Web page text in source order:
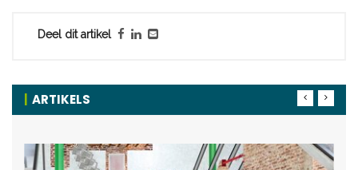
Deel dit artikel
ARTIKELS